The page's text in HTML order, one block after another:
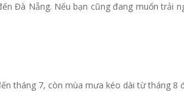
Đà Nẵng. Nếu bạn cũng đang muốn trải
tháng 7, còn mùa mưa kéo dài từ tháng 8